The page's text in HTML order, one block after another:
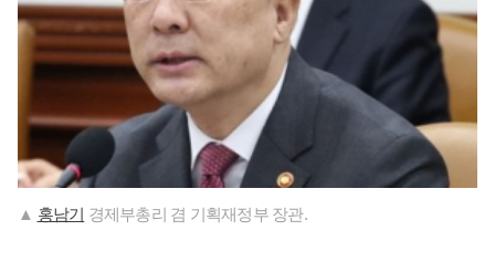
▲ 홍남기 경제부총리 겸 기획재정부 장관.